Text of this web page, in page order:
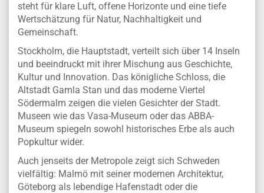
steht für klare Luft, offene Horizonte und eine tiefe
Wertschätzung für Natur, Nachhaltigkeit und
Gemeinschaft.
Stockholm, die Hauptstadt, verteilt sich über 14 Inseln
und beeindruckt mit ihrer Mischung aus Geschichte,
Kultur und Innovation. Das königliche Schloss, die
Altstadt Gamla Stan und das moderne Viertel
Södermalm zeigen die vielen Gesichter der Stadt.
Museen wie das Vasa-Museum oder das ABBA-
Museum spiegeln sowohl historisches Erbe als auch
Popkultur wider.
Auch jenseits der Metropole zeigt sich Schweden
vielfältig: Malmö mit seiner modernen Architektur,
Göteborg als lebendige Hafenstadt oder die